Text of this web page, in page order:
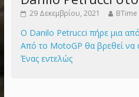
29 Δεκεμβρίου, 2021 BTime
Ο Danilo Petrucci πήρε μια
Από το MotoGP θα βρεθεί να
Ένας εντελώς